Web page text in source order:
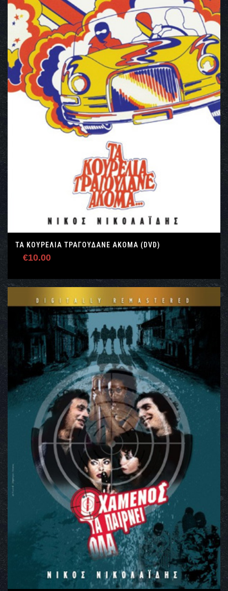
ΤΑ ΚΟΥΡΈΛΙΑ ΤΡΑΓΟΥΔΆΝΕ ΑΚΌΜΑ (DVD)
€10.00